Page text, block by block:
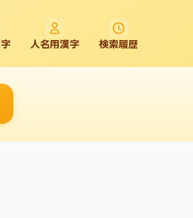
人名用漢字 検索履歴